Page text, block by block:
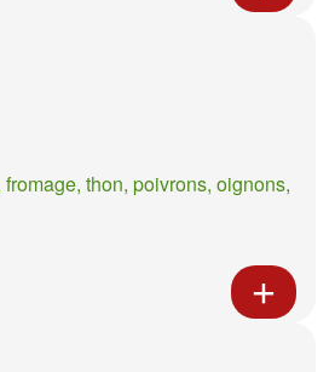
thon, poivrons, oignons,